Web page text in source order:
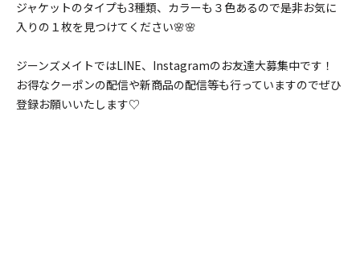
ジャケットのタイプも3種類、カラーも３色あるので是非お気に
入りの１枚を見つけてください🌸🌸
ジーンズメイトではLINE、Instagramのお友達大募集中です！
お得なクーポンの配信や新商品の配信等も行っていますのでぜひ
登録お願いいたします♡